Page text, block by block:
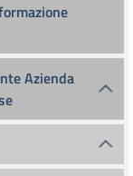
Azienda